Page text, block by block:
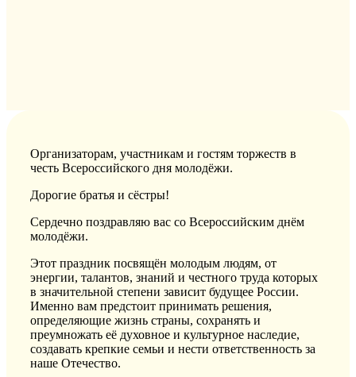
Организаторам, участникам и гостям торжеств в
честь Всероссийского дня молодёжи.
Дорогие братья и сёстры!
Сердечно поздравляю вас со Всероссийским днём
молодёжи.
Этот праздник посвящён молодым людям, от
энергии, талантов, знаний и честного труда которых
в значительной степени зависит будущее России.
Именно вам предстоит принимать решения,
определяющие жизнь страны, сохранять и
преумножать её духовное и культурное наследие,
создавать крепкие семьи и нести ответственность за
наше Отечество.